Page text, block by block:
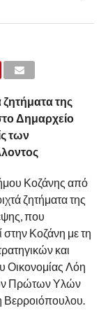
ζητήματα της
Δημαρχείο
των
Κοζάνης από
ζητήματα της
που
Κοζάνη με τη
και
Οικονομίας Λόη
Πρώτων Υλών
Βερροιόπουλου.